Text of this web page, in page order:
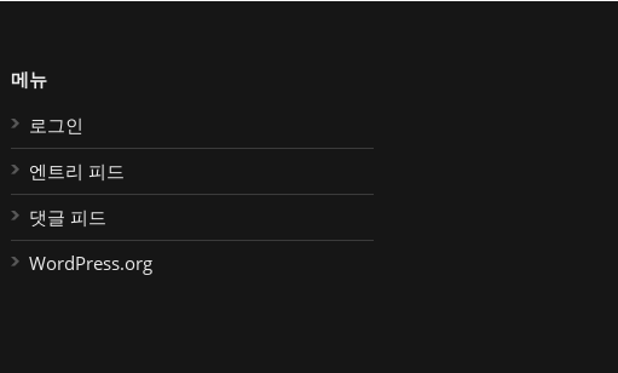
메뉴
로그인
엔트리 피드
댓글 피드
WordPress.org